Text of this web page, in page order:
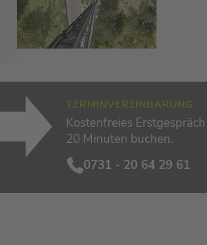
TERMINVEREINBARUNG
Kostenfreies Erstgespräch
20 Minuten buchen.
0731 - 20 64 29 61